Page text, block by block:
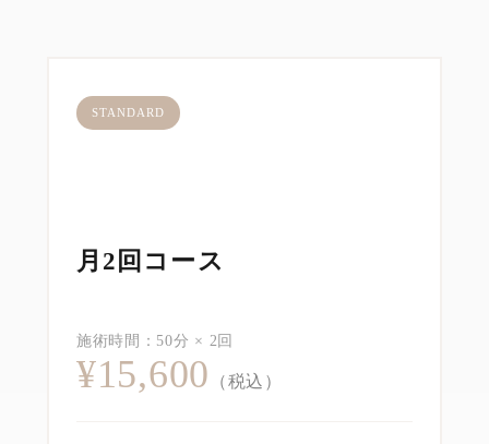
STANDARD
月2回コース
施術時間：50分 × 2回
¥15,600 （税込）